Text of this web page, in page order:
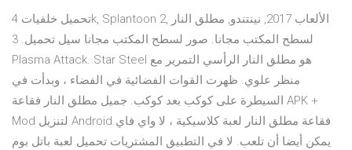
تحميل خلفيات 4k, Splantoon 2, الألعاب 2017, نينتندو, مطلق النار
لسطح المكتب مجانا. صور لسطح المكتب مجانا سيل تحميل. 3
Plasma Attack. Star Steel هو مطلق النار الرأسي التمرير مع
منظر علوي. ظهرت القوات الفضائية في الفضاء ، وبدأت في
السيطرة على كوكب بعد كوكب. جميل مطلق النار فقاعة APK +
Mod لتنزيل Android.فقاعة مطلق النار لعبة كلاسيكية ، لا واي فاي
يمكن أيضا أن تلعب. لا في التطبيق المشتريات تحميل لعبة باتل بوم